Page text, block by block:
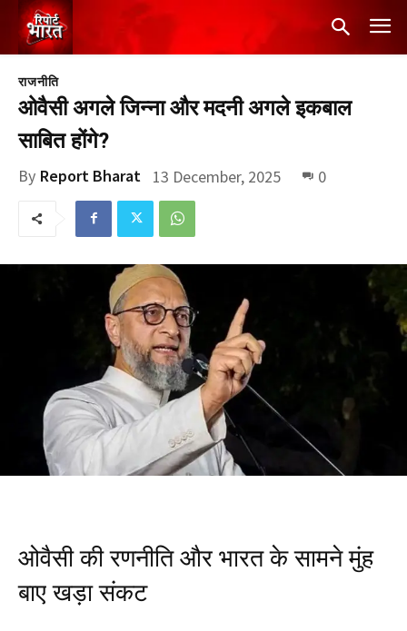
राजनीति
ओवैसी अगले जिन्ना और मदनी अगले इकबाल
साबित होंगे?
By Report Bharat 13 December, 2025 0
ओवैसी की रणनीति और भारत के सामने मुंह
बाए खड़ा संकट